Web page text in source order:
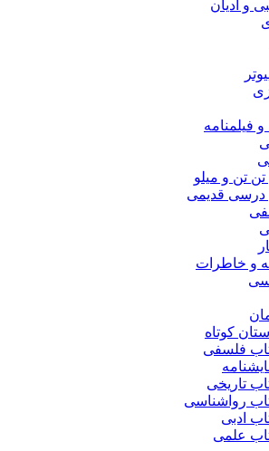
و ادیان
و فیلمنامه
تن و میلو
درسی قدیمی
و خاطرات
کوتاه
فلسفی
تاریخی
رواشناسی
ادبی
علمی